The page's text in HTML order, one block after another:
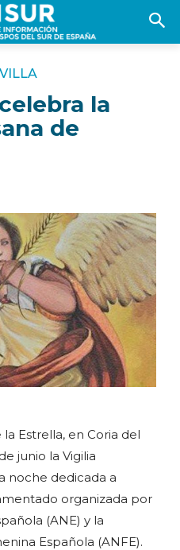
la
de
la Estrella, en Coria del
junio la Vigilia
noche dedicada a
organizada por
(ANE) y la
Española (ANFE).